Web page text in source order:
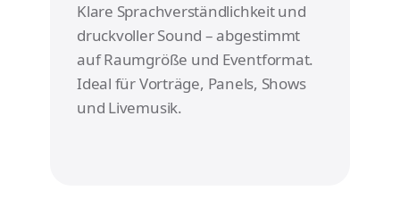
Klare Sprachverständlichkeit und
druckvoller Sound – abgestimmt
auf Raumgröße und Eventformat.
Ideal für Vorträge, Panels, Shows
und Livemusik.